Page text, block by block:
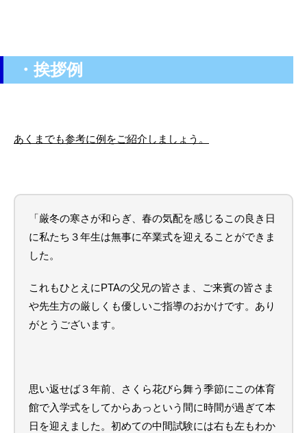
・挨拶例
あくまでも参考に例をご紹介しましょう。
「厳冬の寒さが和らぎ、春の気配を感じるこの良き日
に私たち３年生は無事に卒業式を迎えることができま
した。
これもひとえにPTAの父兄の皆さま、ご来賓の皆さま
や先生方の厳しくも優しいご指導のおかけです。あり
がとうございます。
思い返せば３年前、さくら花びら舞う季節にこの体育
館で入学式をしてからあっという間に時間が過ぎて本
日を迎えました。初めての中間試験には右も左もわか